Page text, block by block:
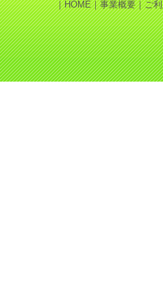
｜HOME｜事業概要｜ご